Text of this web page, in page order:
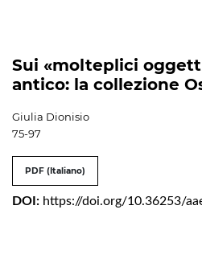
Sui «molteplici
antico: la collezione
Giulia Dionisio
75-97
PDF (Italiano)
DOI: https://doi.org/10.36253/